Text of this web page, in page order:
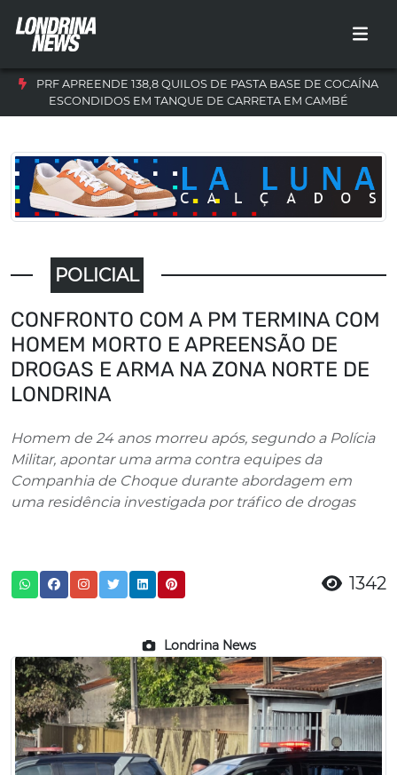
PRF APREENDE 138,8 QUILOS DE PASTA BASE DE COCAÍNA
ESCONDIDOS EM TANQUE DE CARRETA EM CAMBÉ
POLICIAL
CONFRONTO COM A PM TERMINA COM
HOMEM MORTO E APREENSÃO DE
DROGAS E ARMA NA ZONA NORTE DE
LONDRINA
Homem de 24 anos morreu após, segundo a Polícia
Militar, apontar uma arma contra equipes da
Companhia de Choque durante abordagem em
uma residência investigada por tráfico de drogas
1342
Londrina News